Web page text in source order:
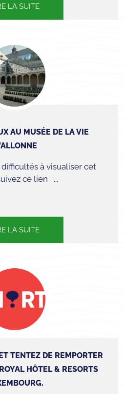
LA SUITE
AU MUSÉE DE LA VIE
à visualiser cet
ce lien ...
LA SUITE
TENTEZ DE REMPORTER
HÔTEL & RESORTS